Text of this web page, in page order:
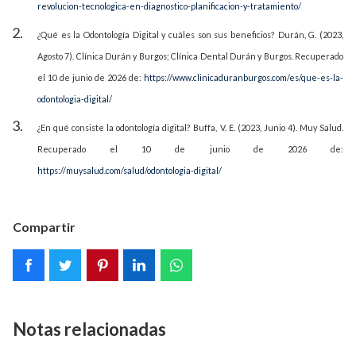
revolucion-tecnologica-en-diagnostico-planificacion-y-tratamiento/
¿Qué es la Odontología Digital y cuáles son sus beneficios? Durán, G. (2023,
Agosto 7). Clínica Durán y Burgos; Clínica Dental Durán y Burgos. Recuperado
el 10 de junio de 2026 de: https://www.clinicaduranburgos.com/es/que-es-la-
odontologia-digital/
¿En qué consiste la odontología digital? Buffa, V. E. (2023, Junio 4). Muy Salud.
Recuperado el 10 de junio de 2026 de:
https://muysalud.com/salud/odontologia-digital/
Compartir
Notas relacionadas